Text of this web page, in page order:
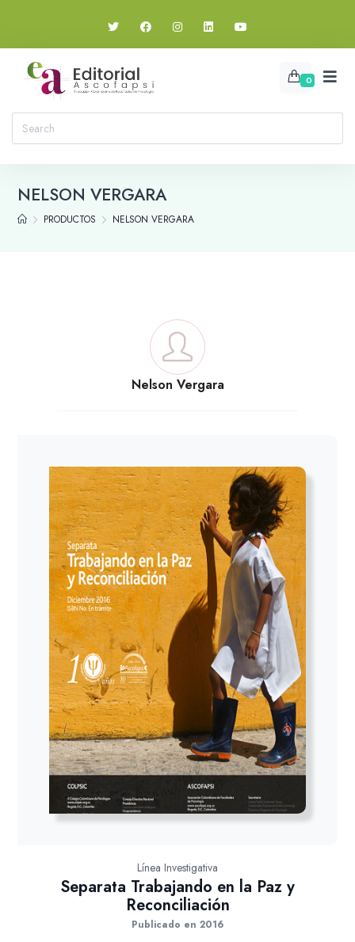
0
NELSON VERGARA
PRODUCTOS NELSON VERGARA
Nelson Vergara
Línea Investigativa
Separata Trabajando en la Paz y
Reconciliación
Publicado en 2016